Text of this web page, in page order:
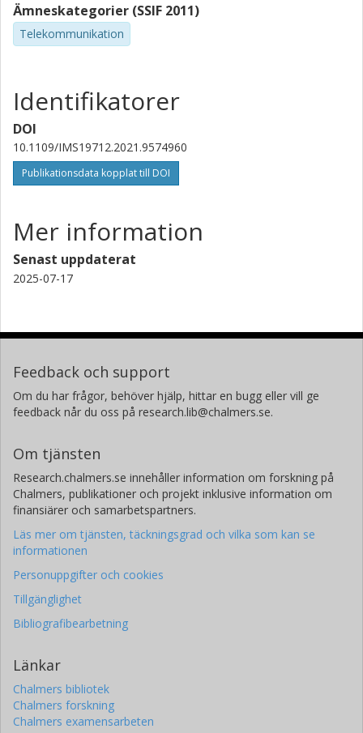
Ämneskategorier (SSIF 2011)
Telekommunikation
Identifikatorer
DOI
10.1109/IMS19712.2021.9574960
Publikationsdata kopplat till DOI
Mer information
Senast uppdaterat
2025-07-17
Feedback och support
Om du har frågor, behöver hjälp, hittar en bugg eller vill ge
feedback når du oss på research.lib@chalmers.se.
Om tjänsten
Research.chalmers.se innehåller information om forskning på
Chalmers, publikationer och projekt inklusive information om
finansiärer och samarbetspartners.
Läs mer om tjänsten, täckningsgrad och vilka som kan se
informationen
Personuppgifter och cookies
Tillgänglighet
Bibliografibearbetning
Länkar
Chalmers bibliotek
Chalmers forskning
Chalmers examensarbeten